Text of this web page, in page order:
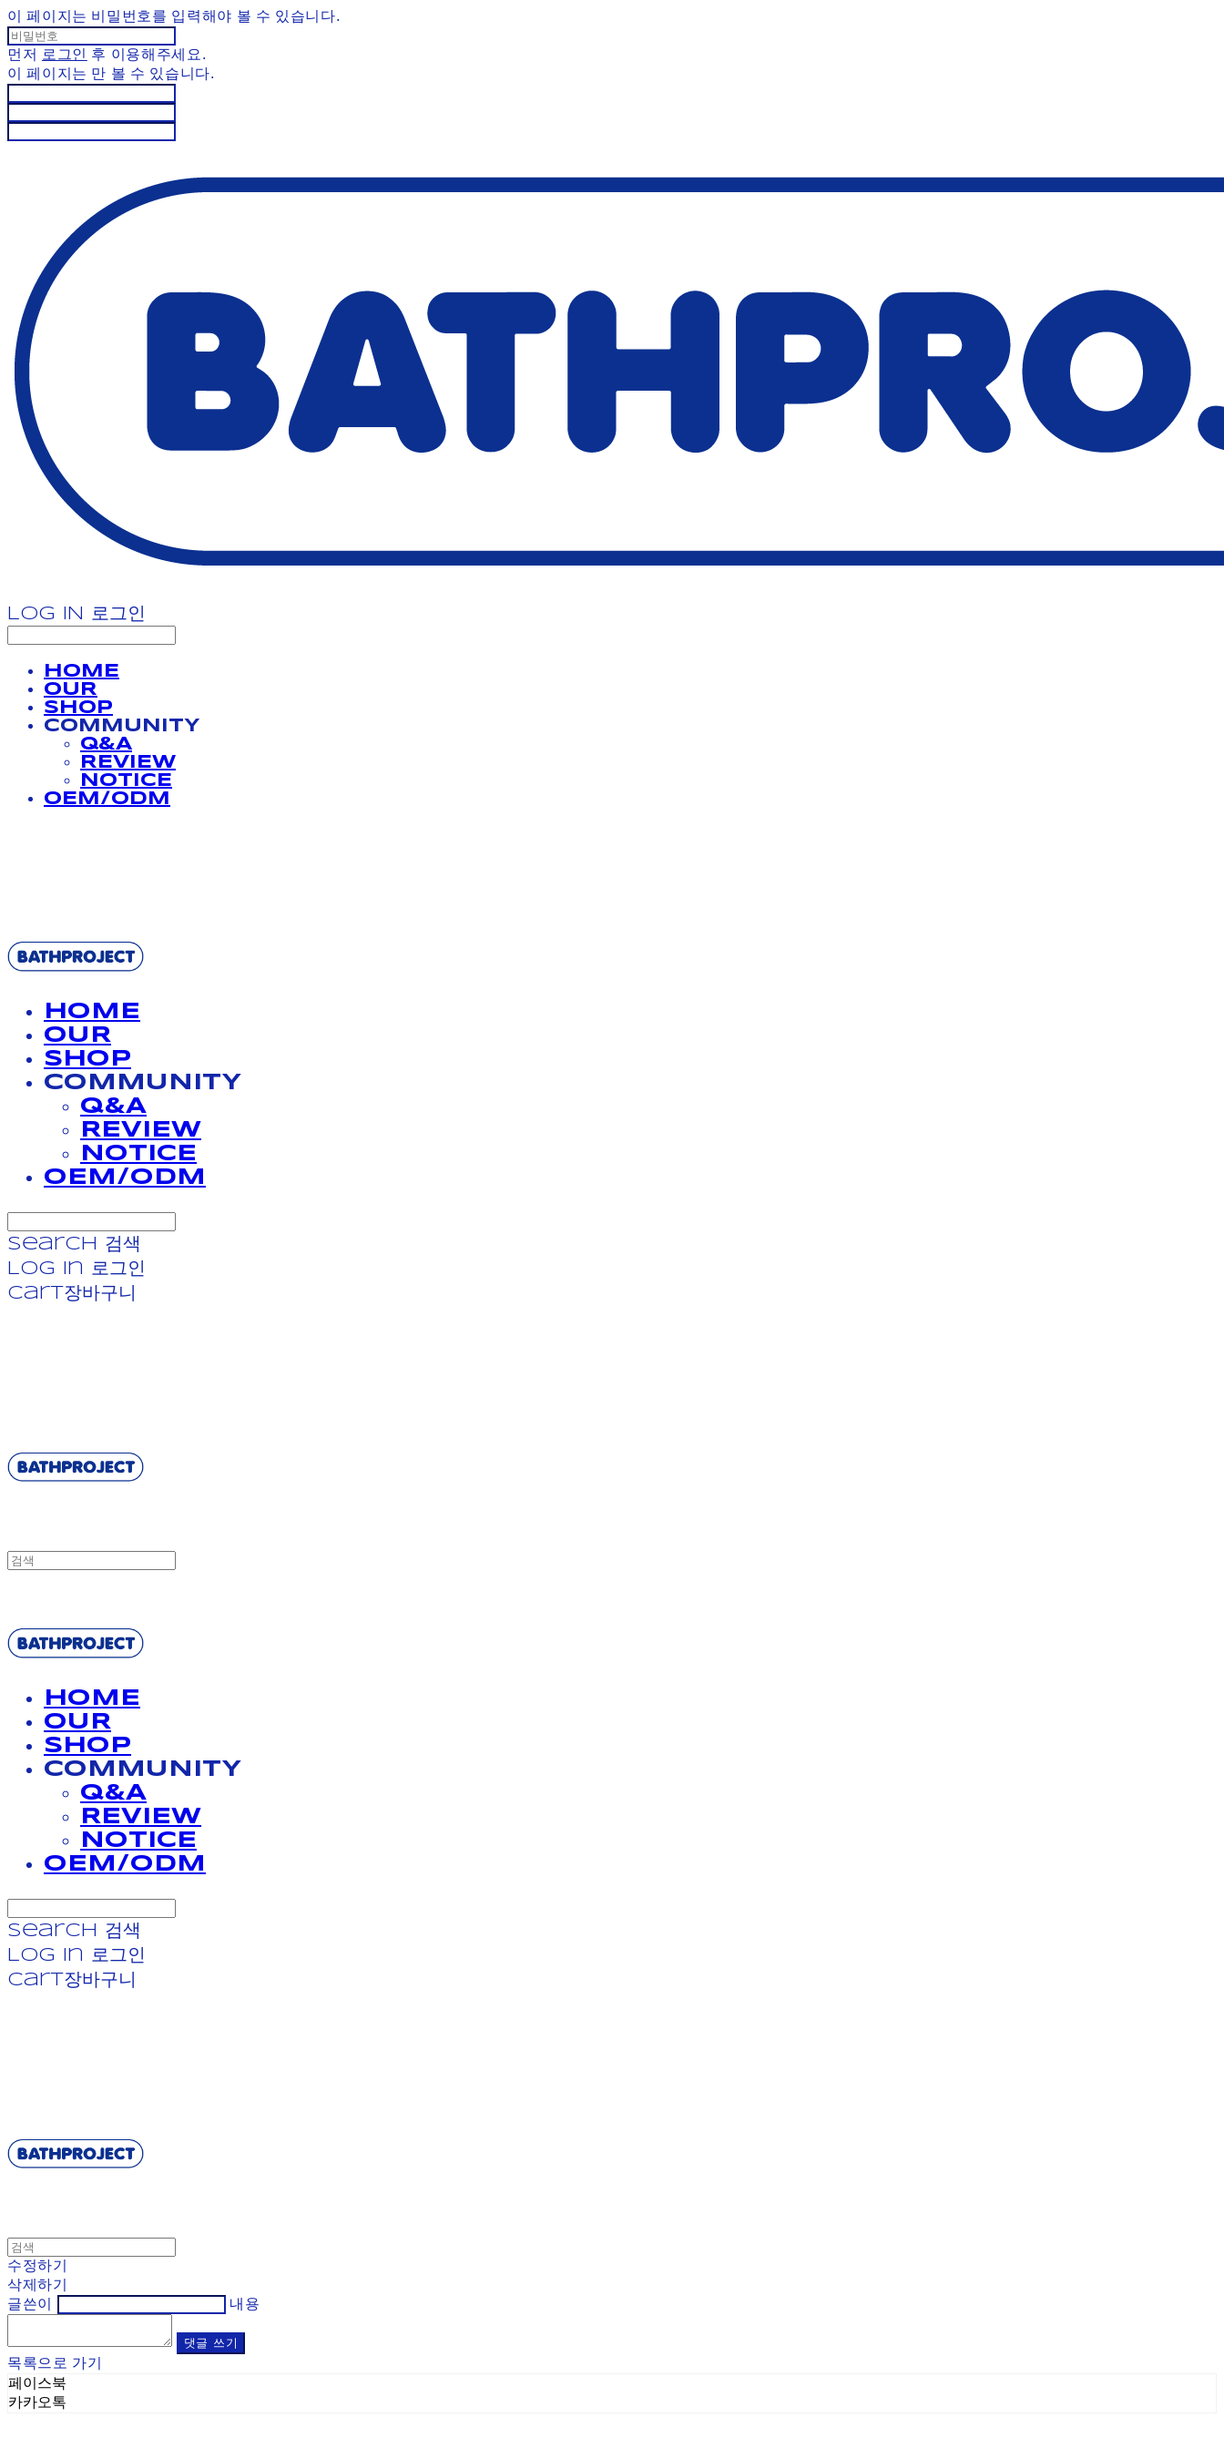
이 페이지는 비밀번호를 입력해야 볼 수 있습니다.
먼저 로그인 후 이용해주세요.
이 페이지는 만 볼 수 있습니다.
LOG IN 로그인
HOME
OUR
SHOP
COMMUNITY
Q&A
REVIEW
NOTICE
OEM/ODM
HOME
OUR
SHOP
COMMUNITY
Q&A
REVIEW
NOTICE
OEM/ODM
Search
검색
Log In
로그인
Cart장바구니
HOME
OUR
SHOP
COMMUNITY
Q&A
REVIEW
NOTICE
OEM/ODM
Search
검색
Log In
로그인
Cart장바구니
수정하기
삭제하기
글쓴이
내용
댓글 쓰기
목록으로 가기
페이스북
카카오톡